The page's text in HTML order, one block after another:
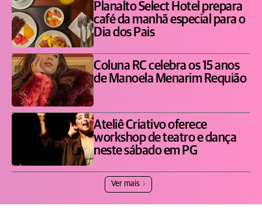
Planalto Select Hotel prepara
café da manhã especial para o
Dia dos Pais
Coluna RC celebra os 15 anos
de Manoela Menarim Requião
Ateliê Criativo oferece
workshop de teatro e dança
neste sábado em PG
Ver mais